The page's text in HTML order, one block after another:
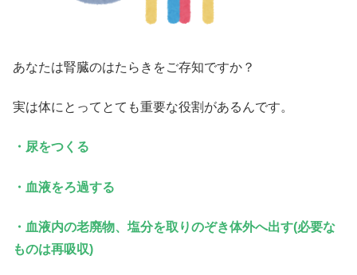
あなたは腎臓のはたらきをご存知ですか？
実は体にとってとても重要な役割があるんです。
・尿をつくる
・血液をろ過する
・血液内の老廃物、塩分を取りのぞき体外へ出す(必要な
ものは再吸収)